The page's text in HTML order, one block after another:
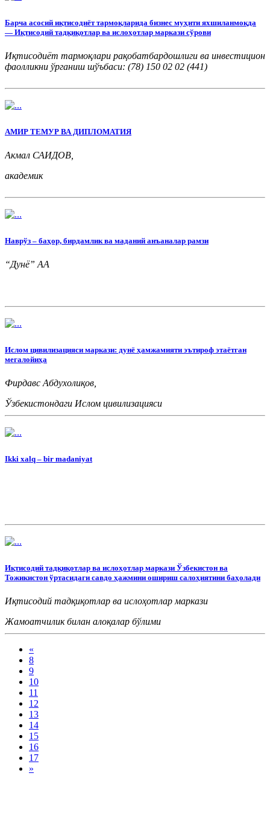
Барча асосий иқтисодиёт тармоқларида бизнес муҳити яхшиланмоқда
— Иқтисодий тадқиқотлар ва ислоҳотлар маркази сўрови
Иқтисодиёт тармоқлари рақобатбардошлиги ва инвестицион
фаолликни ўрганиш шўъбаси: (78) 150 02 02 (441)
Жамоатчилик ва ОАВ билан алоқалар шўъбаси: (78) 150 02 02
(417)
АМИР ТЕМУР ВА ДИПЛОМАТИЯ
Акмал САИДОВ,
академик
Наврўз – баҳор, бирдамлик ва маданий анъаналар рамзи
“Дунё” АА
Ислом цивилизацияси маркази: дунё ҳамжамияти эътироф этаётган
мегалойиҳа
Фирдавс Абдухолиқов,
Ўзбекистондаги Ислом цивилизацияси
Ikki xalq – bir madaniyat
Иқтисодий тадқиқотлар ва ислоҳотлар маркази Ўзбекистон ва
Тожикистон ўртасидаги савдо ҳажмини ошириш салоҳиятини баҳолади
Иқтисодий тадқиқотлар ва ислоҳотлар маркази
Жамоатчилик билан алоқалар бўлими
«
8
9
10
11
12
13
14
15
16
17
»